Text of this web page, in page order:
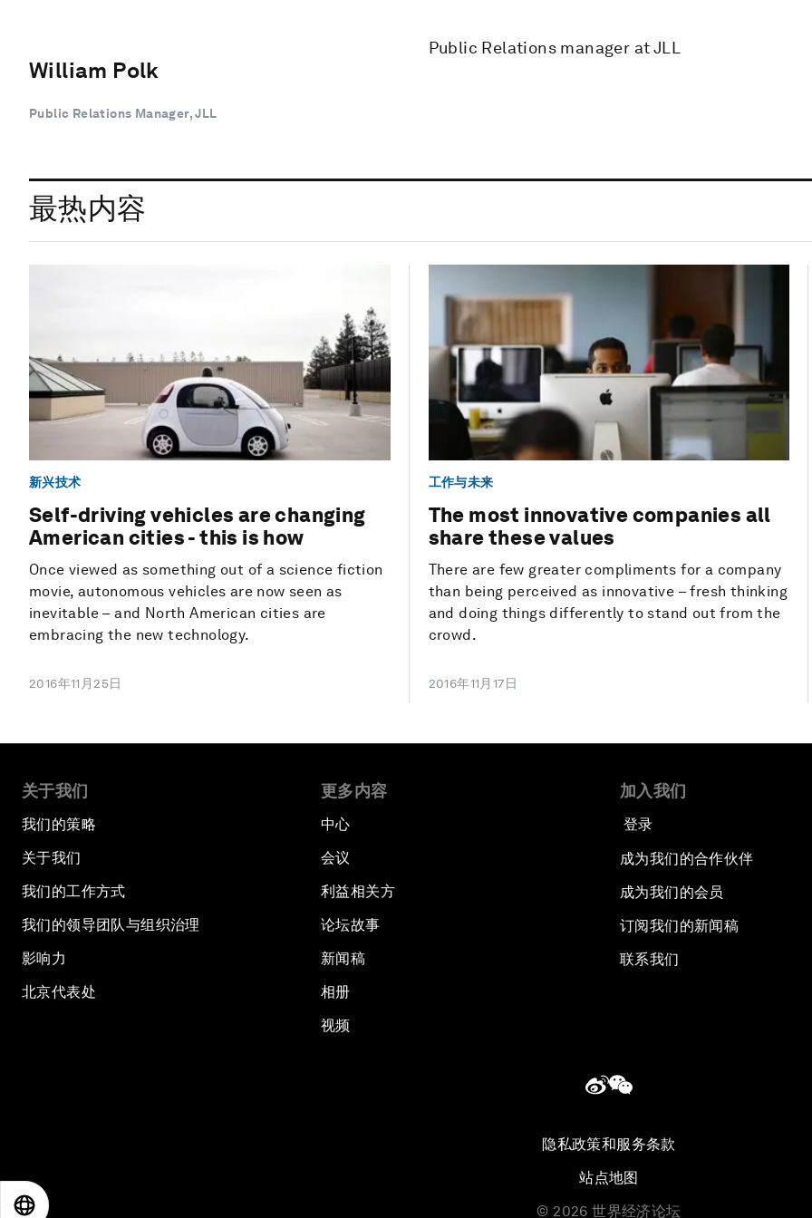
William Polk
Public Relations Manager, JLL
Public Relations manager at JLL
最热内容
新兴技术
Self-driving vehicles are changing
American cities - this is how
Once viewed as something out of a science fiction
movie, autonomous vehicles are now seen as
inevitable – and North American cities are
embracing the new technology.
2016年11月25日
工作与未来
The most innovative companies all
share these values
There are few greater compliments for a company
than being perceived as innovative – fresh thinking
and doing things differently to stand out from the
crowd.
2016年11月17日
关于我们
我们的策略
关于我们
我们的工作方式
我们的领导团队与组织治理
影响力
北京代表处
更多内容
中心
会议
利益相关方
论坛故事
新闻稿
相册
视频
加入我们
登录
成为我们的合作伙伴
成为我们的会员
订阅我们的新闻稿
联系我们
隐私政策和服务条款
站点地图
© 2026 世界经济论坛